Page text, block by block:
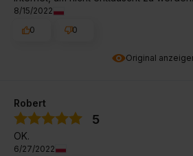
Original
8/15/2022
0
0
Robert
5
OK.
6/27/2022